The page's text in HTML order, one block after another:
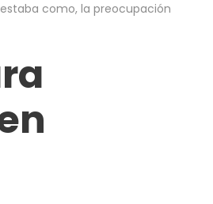
como, la preocupación